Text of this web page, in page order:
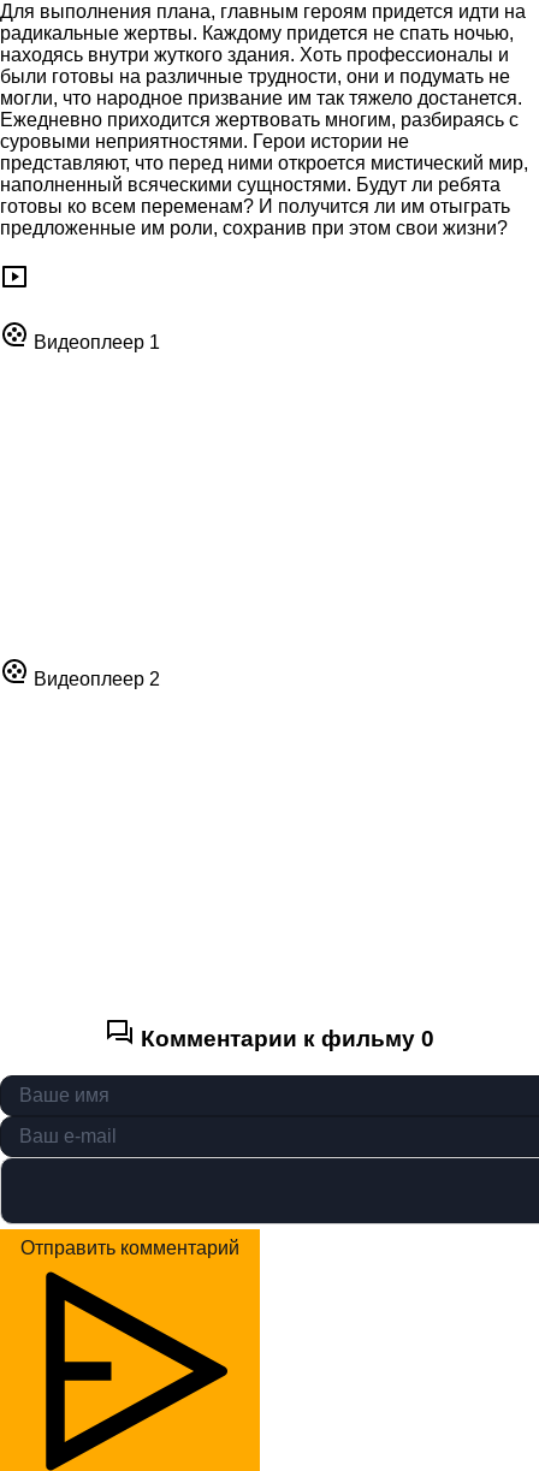
Для выполнения плана, главным героям придется идти на
радикальные жертвы. Каждому придется не спать ночью,
находясь внутри жуткого здания. Хоть профессионалы и
были готовы на различные трудности, они и подумать не
могли, что народное призвание им так тяжело достанется.
Ежедневно приходится жертвовать многим, разбираясь с
суровыми неприятностями. Герои истории не
представляют, что перед ними откроется мистический мир,
наполненный всяческими сущностями. Будут ли ребята
готовы ко всем переменам? И получится ли им отыграть
предложенные им роли, сохранив при этом свои жизни?
Видеоплеер 1
Видеоплеер 2
Комментарии к фильму 0
Отправить комментарий